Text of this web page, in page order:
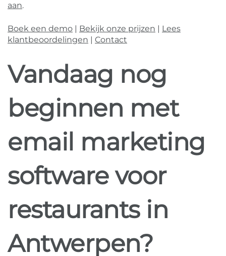
aan.
Boek een demo Bekijk onze prijzen
Lees
klantbeoordelingen
Contact
Vandaag nog
beginnen met
email marketing
software voor
restaurants in
Antwerpen?